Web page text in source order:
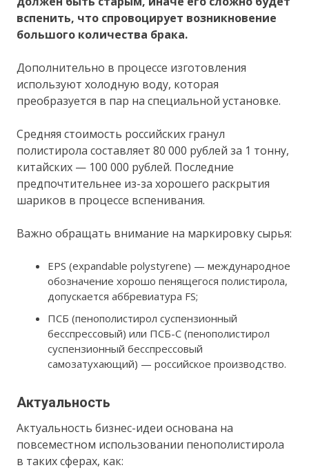
вспенить, что спровоцирует возникновение
большого количества брака.
Дополнительно в процессе изготовления
используют холодную воду, которая
преобразуется в пар на специальной установке.
Средняя стоимость российских гранул
полистирола составляет 80 000 рублей за 1 тонну,
китайских — 100 000 рублей. Последние
предпочтительнее из-за хорошего раскрытия
шариков в процессе вспенивания.
Важно обращать внимание на маркировку сырья:
EPS (expandable polystyrene) — международное
обозначение хорошо пенящегося полистирола,
допускается аббревиатура FS;
ПСБ (пенополистирол суспензионный
бесспрессовый) или ПСБ-С (пенополистирол
суспензионный бесспрессовый
самозатухающий) — российское производство.
Актуальность
Актуальность бизнес-идеи основана на
повсеместном использовании пенополистирола
в таких сферах, как: